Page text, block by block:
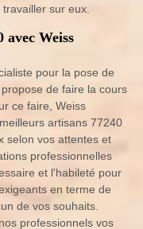
sur eux.
avec Weiss
pour la pose de
de faire la cours
ce faire, Weiss
artisans 77240
selon vos attentes et
professionnelles
et l'habileté pour
en terme de
de vos souhaits.
professionnels vos